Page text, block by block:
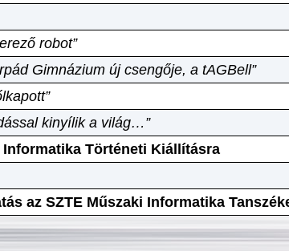
robot”
Gimnázium új csengője, a tAGBell”
kinyílik a világ…”
Informatika Történeti Kiállításra
az SZTE Műszaki Informatika